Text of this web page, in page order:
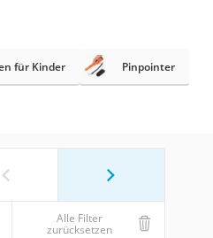
für Kinder Pinpointer
Alle Filter
zurücksetzen